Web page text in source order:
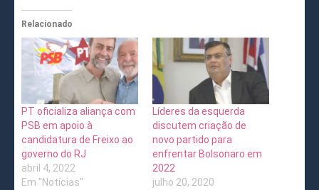
Relacionado
PT oficializa aliança com
PSB em apoio à
candidatura de Freixo ao
governo do RJ
abril 4, 2022
Em "Notícias"
Líderes da esquerda
discutem criação de
novo partido para
enfrentar Bolsonaro em
2022
julho 20, 2020